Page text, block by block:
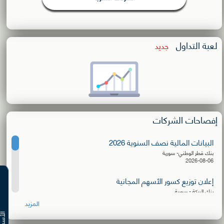
لعبة التداول جديد
إفصاحات الشركات
البيانات المالية نصف السنوية 2026
بنك قطر الوطني- سورية
2026-08-06
إعلان توزيع كسور الأسهم المجانية
بنك البركة - سورية
البيانات المالية نصف السنوية 2026
المزيد